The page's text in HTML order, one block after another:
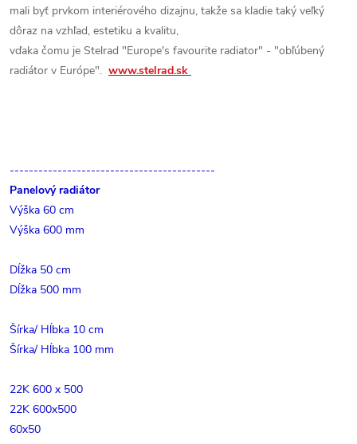
mali byť prvkom interiérového dizajnu, takže sa kladie taký veľký
dôraz na vzhľad, estetiku a kvalitu,
vďaka čomu je Stelrad "Europe's favourite radiator" - "obľúbený
radiátor v Európe". www.stelrad.sk
-------------------------------------------
Panelový radiátor
Výška 60 cm
Výška 600 mm
Dĺžka 50 cm
Dĺžka 500 mm
Šírka/ Hĺbka 10 cm
Šírka/ Hĺbka 100 mm
22K 600 x 500
22K 600x500
60x50